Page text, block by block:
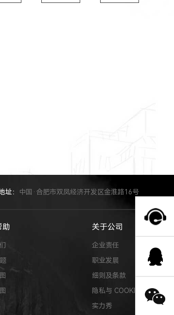
址： 中国·合肥市双凤经济开发区金淮路16号
助 关于公司
企业责任
职业发展
细则及条款
隐私与 COOKIE
实力秀